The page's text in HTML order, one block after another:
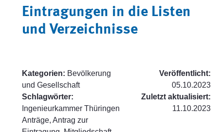
Eintragungen in die Listen
und Verzeichnisse
Kategorien: Bevölkerung
und Gesellschaft
Schlagwörter:
Ingenieurkammer Thüringen
Anträge, Antrag zur
Veröffentlicht:
05.10.2023
Zuletzt aktualisiert:
11.10.2023